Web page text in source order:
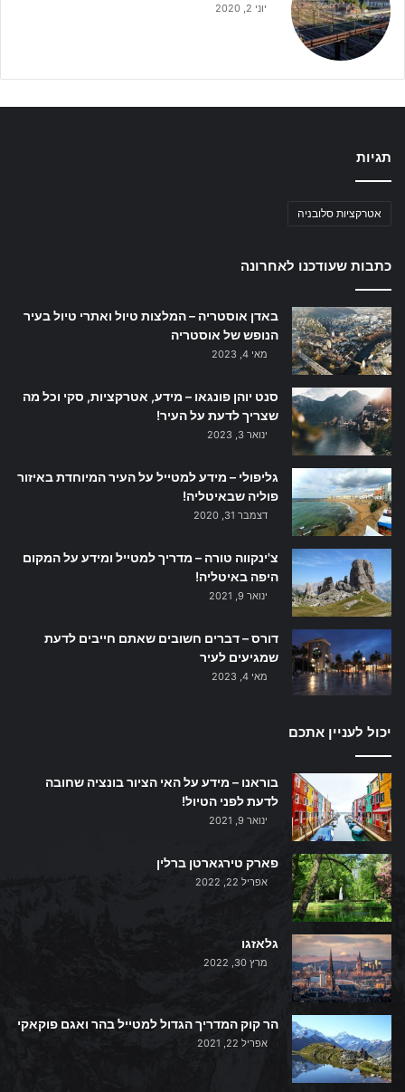
יוני 2, 2020
תגיות
אטרקציות סלובניה
כתבות שעודכנו לאחרונה
באדן אוסטריה – המלצות טיול ואתרי טיול בעיר
הנופש של אוסטריה
מאי 4, 2023
סנט יוהן פונגאו – מידע, אטרקציות, סקי וכל מה
שצריך לדעת על העיר!
ינואר 3, 2023
גליפולי – מידע למטייל על העיר המיוחדת באיזור
פוליה שבאיטליה!
דצמבר 31, 2020
צ'ינקווה טורה – מדריך למטייל ומידע על המקום
היפה באיטליה!
ינואר 9, 2021
דורס – דברים חשובים שאתם חייבים לדעת
שמגיעים לעיר
מאי 4, 2023
יכול לעניין אתכם
בוראנו – מידע על האי הציור בונציה שחובה
לדעת לפני הטיול!
ינואר 9, 2021
פארק טירגארטן ברלין
אפריל 22, 2022
גלאזגו
מרץ 30, 2022
הר קוק המדריך הגדול למטייל בהר ואגם פוקאקי
אפריל 22, 2021